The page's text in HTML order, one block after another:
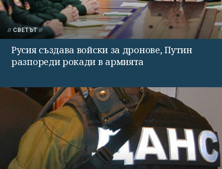
СВЕТЪТ
Русия създава войски за дронове, Путин
разпореди рокади в армията